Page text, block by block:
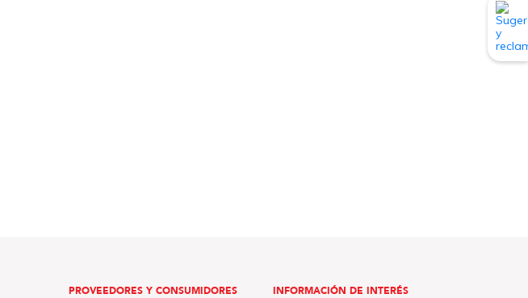
PROVEEDORES Y CONSUMIDORES
INFORMACIÓN DE INTERÉS